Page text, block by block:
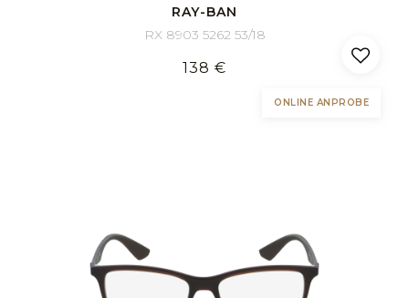
RAY-BAN
RX 8903 5262 53/18
138 €
ONLINE ANPROBE